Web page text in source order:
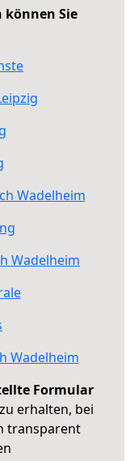
können Sie
Wadelheim
Wadelheim
Wadelheim
Formular
erhalten, bei
transparent